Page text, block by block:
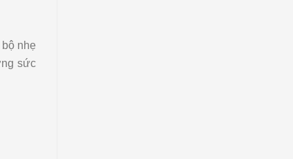
nhẹ
sức